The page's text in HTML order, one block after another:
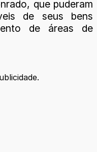
que puderam
de seus bens
de áreas de